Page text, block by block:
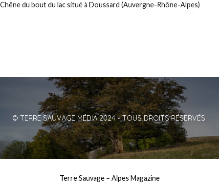
Chêne du bout du lac situé à Doussard (Auvergne-Rhône-Alpes)
© TERRE SAUVAGE MÉDIA 2024 - TOUS DROITS RÉSERVÉS.
Terre Sauvage– Alpes Magazine